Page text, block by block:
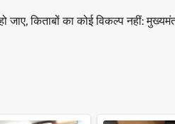
जाए, किताबों का कोई विकल्प नहीं: